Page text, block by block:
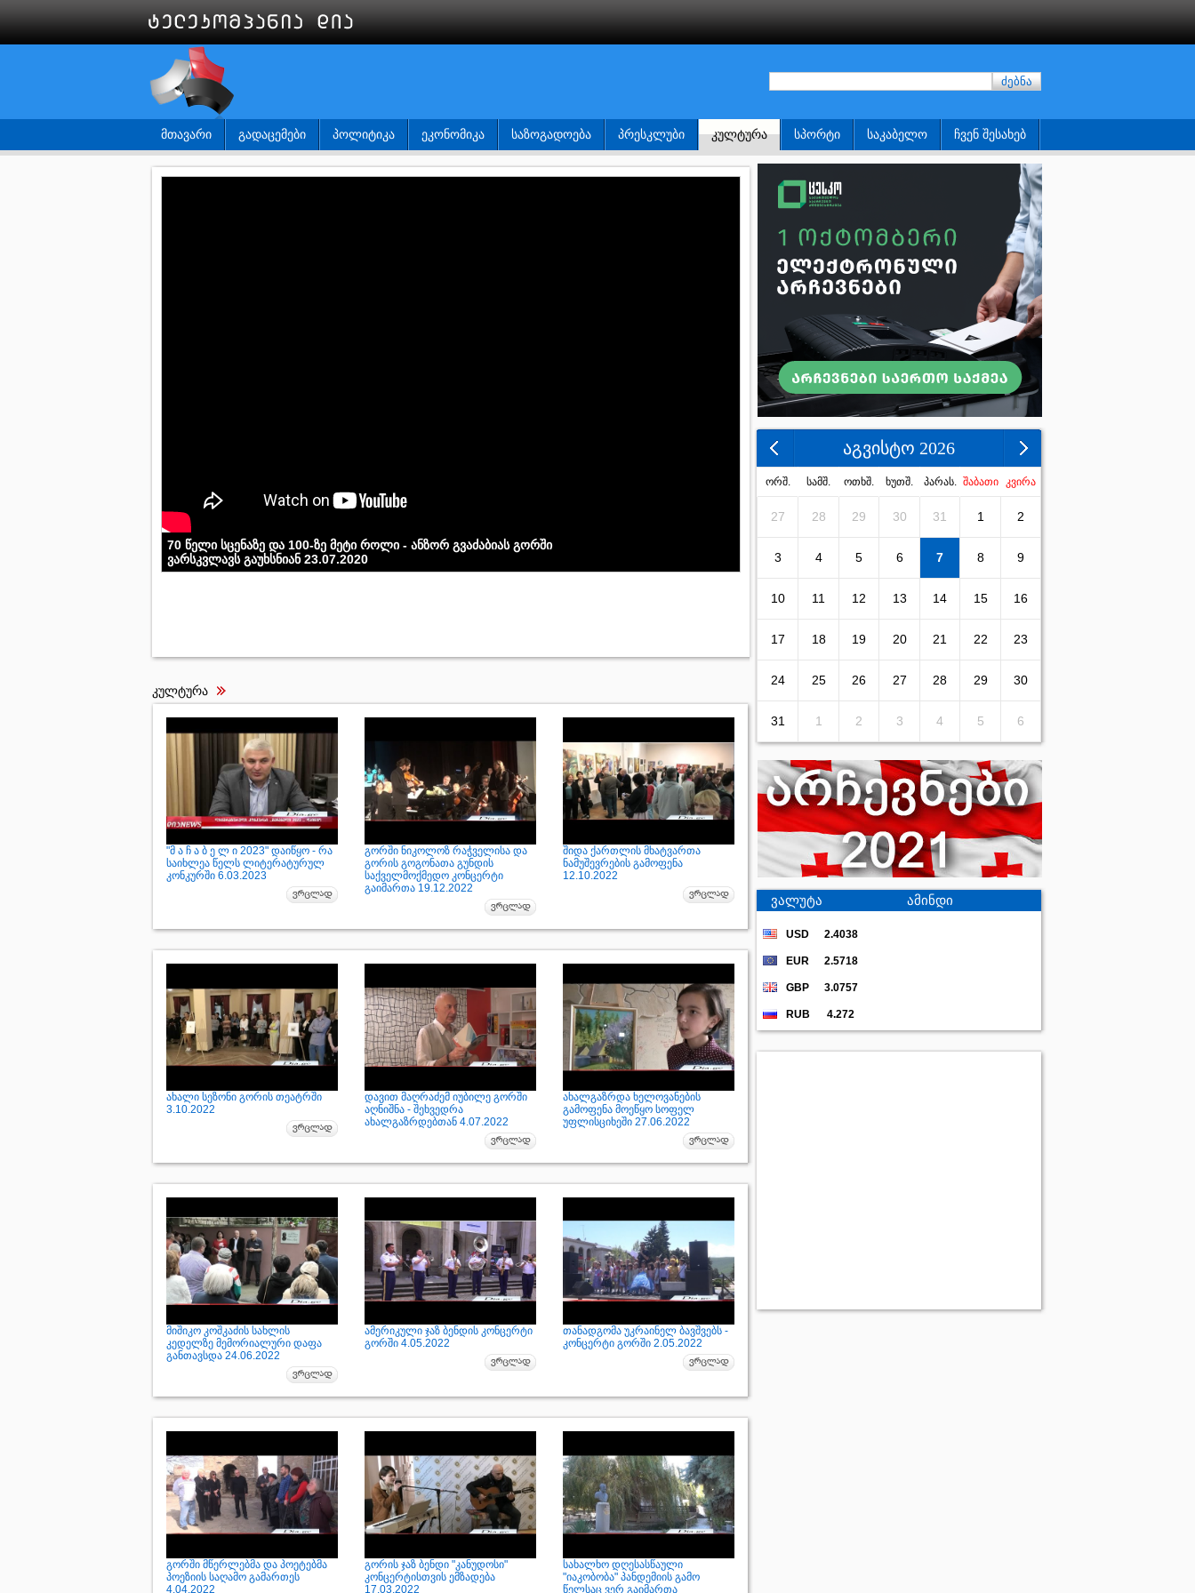
ძებნა
ᲛᲗᲐᲕᲐᲠᲘ ᲒᲐᲓᲐᲪᲔᲛᲔᲑᲘ ᲞᲝᲚᲘᲢᲘᲙᲐ ᲔᲙᲝᲜᲝᲛᲘᲙᲐ ᲡᲐᲖᲝᲒᲐᲓᲝᲔᲑᲐ ᲞᲠᲔᲡᲙᲚᲣᲑᲘ ᲙᲣᲚᲢᲣᲠᲐ ᲡᲞᲝᲠᲢᲘ ᲡᲐᲙᲐᲑᲔᲚᲝ ᲩᲕᲔᲜ ᲨᲔᲡᲐᲮᲔᲑ
70 წელი სცენაზე და 100-ზე მეტი როლი - ანზორ გვაძაბიას გორში
ვარსკვლავს გაუხსნიან 23.07.2020
კულტურა
"მ ა ჩ ა ბ ე ლ ი 2023" დაიწყო - რა
საიხლეა წელს ლიტერატურულ
კონკურში 6.03.2023
გორში ნიკოლოზ რაჭველისა და
გორის გოგონათა გუნდის
საქველმოქმედო კონცერტი
გაიმართა 19.12.2022
შიდა ქართლის მხატვართა
ნამუშევრების გამოფენა
12.10.2022
ახალი სეზონი გორის თეატრში
3.10.2022
დავით მაღრაძემ იუბილე გორში
აღნიშნა - შეხვედრა
ახალგაზრდებთან 4.07.2022
ახალგაზრდა ხელოვანების
გამოფენა მოეწყო სოფელ
უფლისციხეში 27.06.2022
მიშიკო კოშკაძის სახლის
კედელზე მემორიალური დაფა
განთავსდა 24.06.2022
ამერიკული ჯაზ ბენდის კონცერტი
გორში 4.05.2022
თანადგომა უკრაინელ ბავშვებს -
კონცერტი გორში 2.05.2022
გორში მწერლებმა და პოეტებმა
პოეზიის საღამო გამართეს
4.04.2022
გორის ჯაზ ბენდი "კანუდოსი"
კონცერტისთვის ემზადება
17.03.2022
სახალხო დღესასწაული
"იაკობობა" პანდემიის გამო
წელსაც ვერ გაიმართა
აგვისტო 2026
ორშ. სამშ. ოთხშ. ხუთშ. პარას. შაბათი კვირა
27 28 29 30 31 1 2
3 4 5 6 7 8 9
10 11 12 13 14 15 16
17 18 19 20 21 22 23
24 25 26 27 28 29 30
31 1 2 3 4 5 6
ვალუტა ამინდი
USD 2.4038
EUR 2.5718
GBP 3.0757
RUB 4.272